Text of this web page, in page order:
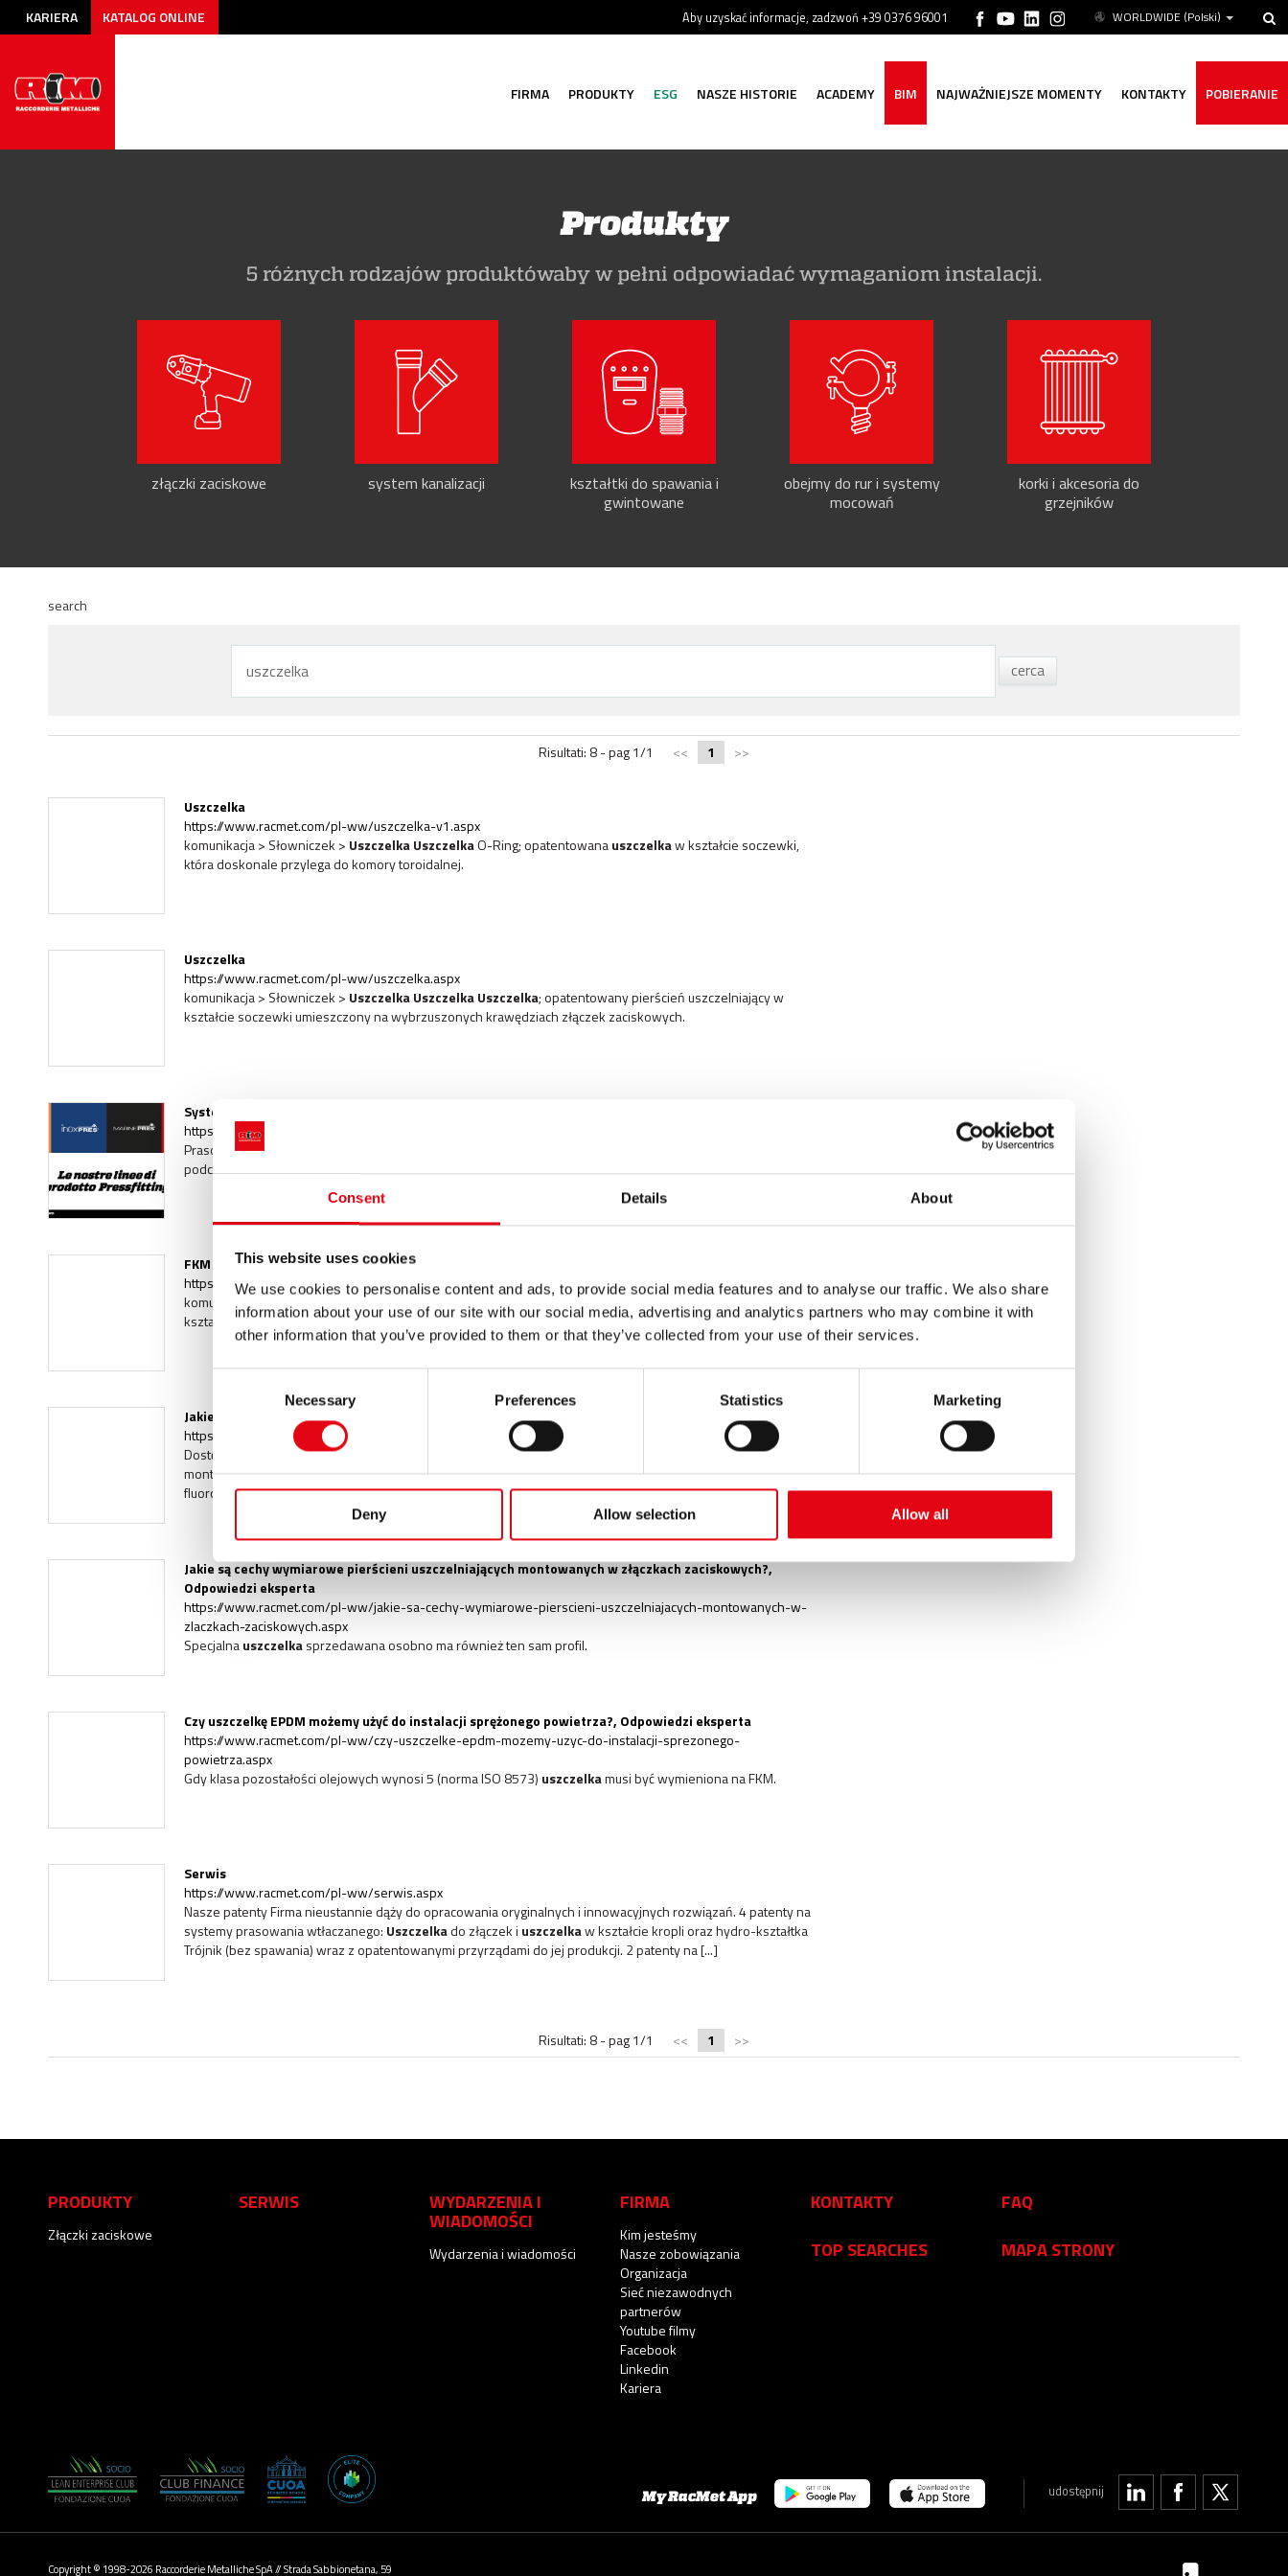
Consent Details About
This website uses cookies
We use cookies to personalise content and ads, to provide social media features and to analyse our traffic. We also share
information about your use of our site with our social media, advertising and analytics partners who may combine it with
other information that you’ve provided to them or that they’ve collected from your use of their services.
Necessary Preferences Statistics Marketing
Deny Allow selection Allow all
WORLDWIDE (Polski)
KARIERA KATALOG ONLINE Aby uzyskać informacje, zadzwoń +39 0376 96001
FIRMA PRODUKTY ESG NASZE HISTORIE ACADEMY BIM NAJWAŻNIEJSZE MOMENTY KONTAKTY POBIERANIE
Produkty
5 różnych rodzajów produktówaby w pełni odpowiadać wymaganiom instalacji.
złączki zaciskowe system kanalizacji
kształtki do spawania i
gwintowane
obejmy do rur i systemy
mocowań
korki i akcesoria do
grzejników
search
Risultati: 8 - pag 1/1 << 1 >>
Uszczelka
https://www.racmet.com/pl-ww/uszczelka-v1.aspx
komunikacja > Słowniczek > UszczelkaUszczelkaO-Ring; opatentowanauszczelkaw kształcie soczewki,
która doskonale przylega do komory toroidalnej.
Uszczelka
https://www.racmet.com/pl-ww/uszczelka.aspx
komunikacja > Słowniczek > UszczelkaUszczelkaUszczelka; opatentowany pierścień uszczelniający w
kształcie soczewki umieszczony na wybrzuszonych krawędziach złączek zaciskowych.
Systemy prasowania wtłaczanego, Złączki zaciskowe
https://www.racmet.com/pl-ww/zlaczki-zaciskowe.aspx
Prasowanie trwale odkształca złączkę na rurze, co prowadzi do idealnego połączenia mechanicznego,
podczas gdyuszczelkazapewnia hydrauliczne połączenie.
FKM
https://www.racmet.com/pl-ww/fkm.aspx
komunikacja > Słowniczek > FKM FKM
Uszczelka
; kauczuk fluorowy; opatentowany pierścień uszczelniający w
kształcie soczewki umieszczony na wybrzuszonych krawędziach złączek zaciskowych.
Jakie rodzaje uszczelek sa dostępne?, Odpowiedzi eksperta
https://www.racmet.com/pl-ww/jakie-rodzaje-uszczelek-sa-dostepne.aspx
Dostępne obecnie uszczelki to:  EPDM
(polimer etylenowo-propylenowo-dienowy), standardowo
montowane w złączkach zaciskowych; NBRuszczelkaz kauczuku nitrylowego; FKMuszczelkaz kauczuku
fluorowęglowego; MVQuszczelkaz gumy silikonowej;
Jakie są cechy wymiarowe pierścieni uszczelniających montowanych w złączkach zaciskowych?,
Odpowiedzi eksperta
https://www.racmet.com/pl-ww/jakie-sa-cechy-wymiarowe-pierscieni-uszczelniajacych-montowanych-w-
zlaczkach-zaciskowych.aspx
Specjalnauszczelkasprzedawana osobno ma również ten sam profil.
Czy uszczelkę EPDM możemy użyć do instalacji sprężonego powietrza?, Odpowiedzi eksperta
https://www.racmet.com/pl-ww/czy-uszczelke-epdm-mozemy-uzyc-do-instalacji-sprezonego-
powietrza.aspx
Gdy klasa pozostałości olejowych wynosi 5 (norma ISO 8573) uszczelkamusi być wymieniona na FKM.
Serwis
https://www.racmet.com/pl-ww/serwis.aspx
Nasze patenty Firma nieustannie dąży do opracowania oryginalnych i innowacyjnych rozwiązań. 4 patenty na
systemy prasowania wtłaczanego: Uszczelkado złączek i uszczelkaw kształcie kropli oraz hydro-kształtka
Trójnik (bez spawania) wraz z opatentowanymi przyrządami do jej produkcji. 2 patenty na [...]
Risultati: 8 - pag 1/1 << 1 >>
PRODUKTY
Złączki zaciskowe
SERWIS WYDARZENIA I
WIADOMOŚCI
Wydarzenia i wiadomości
FIRMA
Kim jesteśmy
Nasze zobowiązania
Organizacja
Sieć niezawodnych
partnerów
Youtube filmy
Facebook
Linkedin
Kariera
KONTAKTY
FAQ
TOP SEARCHES
MAPA STRONY
udostępnij
My RacMet App
Copyright © 1998-2026 Raccorderie Metalliche SpA // Strada Sabbionetana, 59